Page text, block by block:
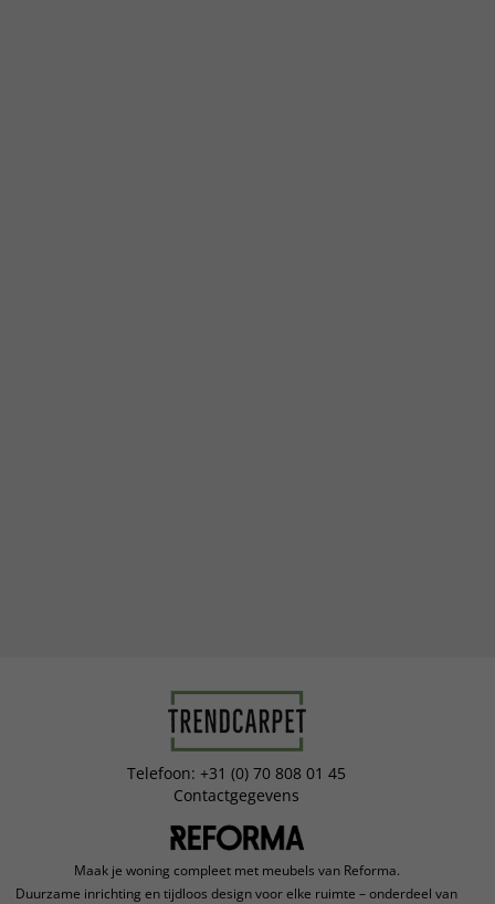
Telefoon: +31 (0) 70 808 01 45
Contactgegevens
Maak je woning compleet met meubels van Reforma.
Duurzame inrichting en tijdloos design voor elke ruimte – onderdeel van